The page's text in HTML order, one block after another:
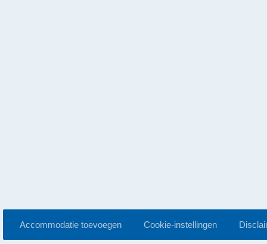
Accommodatie toevoegen Cookie-instellingen